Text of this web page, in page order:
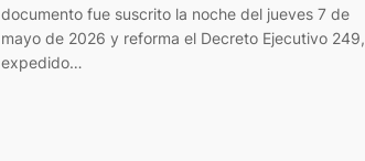
documento fue suscrito la noche del jueves 7 de
mayo de 2026 y reforma el Decreto Ejecutivo 249,
expedido…